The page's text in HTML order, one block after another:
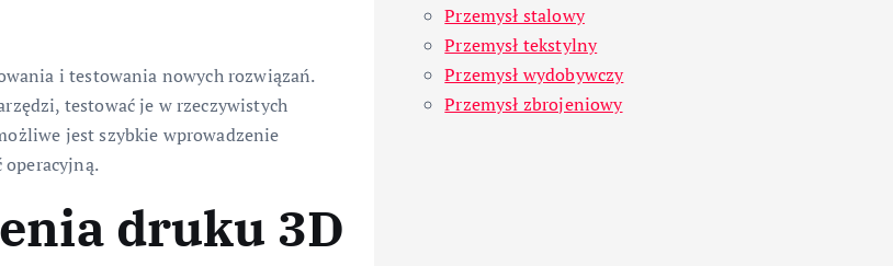
i testowania nowych rozwiązań.
testować je w rzeczywistych
jest szybkie wprowadzenie
operacyjną.
druku 3D
Przemysł stalowy
Przemysł tekstylny
Przemysł wydobywczy
Przemysł zbrojeniowy